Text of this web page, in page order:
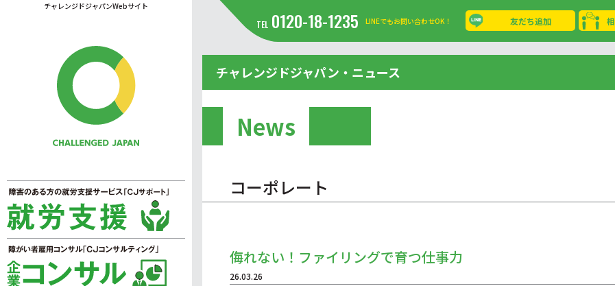
チャレンジドジャパンWebサイト
TEL 0120-18-1235 LINEでもお問い合わせOK！ 友だち追加
チャレンジドジャパン・ニュース
News
コーポレート
侮れない！ファイリングで育つ仕事力
26.03.26